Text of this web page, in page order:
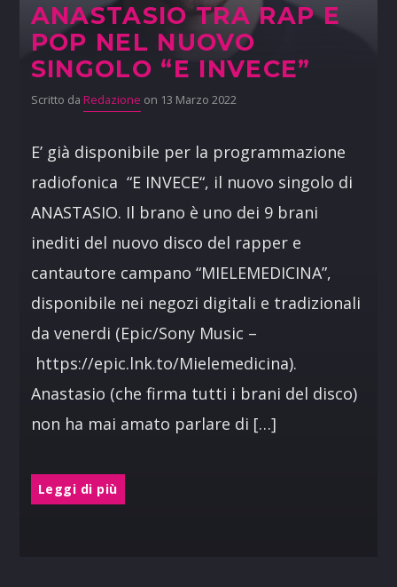
ANASTASIO TRA RAP E
POP NEL NUOVO
SINGOLO “E INVECE”
Scritto da Redazione on 13 Marzo 2022
E’ già disponibile per la programmazione
radiofonica “E INVECE“, il nuovo singolo di
ANASTASIO. Il brano è uno dei 9 brani
inediti del nuovo disco del rapper e
cantautore campano “MIELEMEDICINA”,
disponibile nei negozi digitali e tradizionali
da venerdi (Epic/Sony Music –
https://epic.lnk.to/Mielemedicina).
Anastasio (che firma tutti i brani del disco)
non ha mai amato parlare di […]
Leggi di più